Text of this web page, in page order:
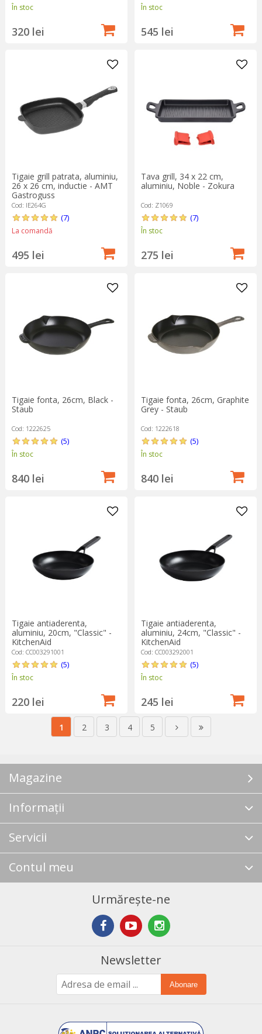
În stoc
320 lei
În stoc
545 lei
Tigaie grill patrata, aluminiu,
26 x 26 cm, inductie - AMT
Gastroguss
Cod: IE264G
(7)
La comandă
495 lei
Tava grill, 34 x 22 cm,
aluminiu, Noble - Zokura
Cod: Z1069
(7)
În stoc
275 lei
Tigaie fonta, 26cm, Black -
Staub
Cod: 1222625
(5)
În stoc
840 lei
Tigaie fonta, 26cm, Graphite
Grey - Staub
Cod: 1222618
(5)
În stoc
840 lei
Tigaie antiaderenta,
aluminiu, 20cm, "Classic" -
KitchenAid
Cod: CC003291001
(5)
În stoc
220 lei
Tigaie antiaderenta,
aluminiu, 24cm, "Classic" -
KitchenAid
Cod: CC003292001
(5)
În stoc
245 lei
1 2 3 4 5
Magazine
Informații
Servicii
Contul meu
Urmărește-ne
Newsletter
Abonare